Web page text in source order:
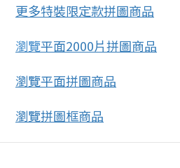
更多特裝限定款拼圖商品
瀏覽平面2000片拼圖商品
瀏覽平面拼圖商品
瀏覽拼圖框商品